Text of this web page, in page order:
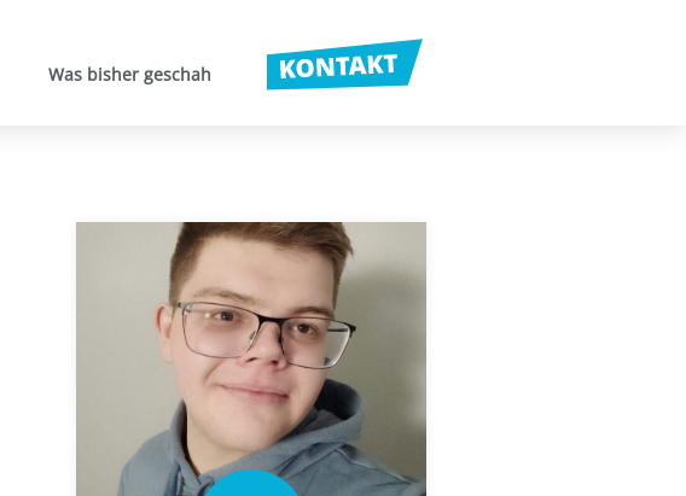
Was bisher geschah